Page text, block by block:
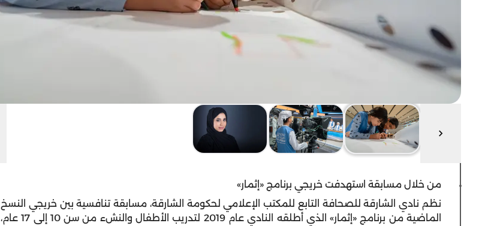
من خلال مسابقة استهدفت خريجي برنامج «إثمار»
نظم نادي الشارقة للصحافة التابع للمكتب الإعلامي لحكومة الشارقة، مسابقة تنافسية بين خريجي النسخ
الماضية من برنامج «إثمار» الذي أطلقه النادي عام 2019 لتدريب الأطفال والنشء من سن 10 إلى 17 عام،